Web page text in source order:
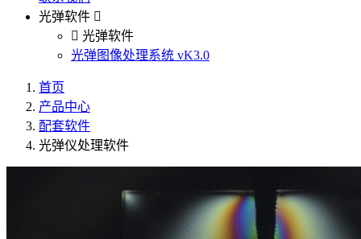
光弹软件
光弹软件
光弹图像处理系统 vK3.0
首页
产品中心
配套软件
光弹仪处理软件